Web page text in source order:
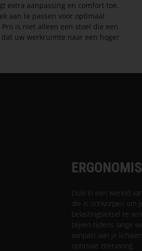
extra aanpassing en comfort toe.
aan te passen voor optimaal
is niet alleen een stoel die een
uw werkruimte naar een hoger
Duik in een wereld
die is ontworpen om
belastingsletsel te
blijven tijdens lange
aanpast aan je
optimale zitervaring.